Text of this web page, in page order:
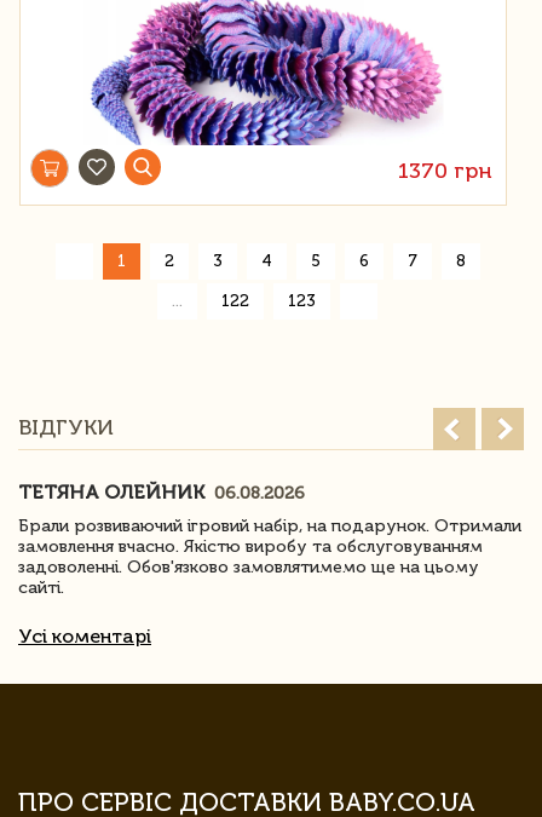
1370 грн
1 2 3 4 5 6 7 8
122 123
ВІДГУКИ
ТЕТЯНА ОЛЕЙНИК 06.08.2026
Брали розвиваючий ігровий набір, на подарунок. Отримали
замовлення вчасно. Якістю виробу та обслуговуванням
задоволенні. Обов'язково замовлятимемо ще на цьому
сайті.
Усі коментарі
ПРО СЕРВІС ДОСТАВКИ BABY.CO.UA